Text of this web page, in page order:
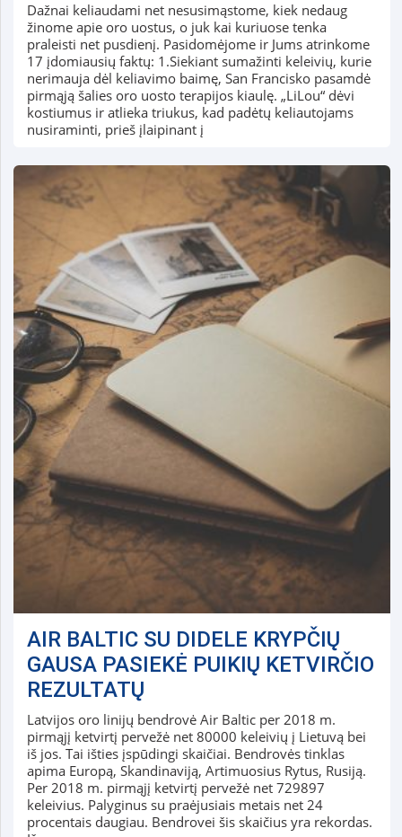
Dažnai keliaudami net nesusimąstome, kiek nedaug
žinome apie oro uostus, o juk kai kuriuose tenka
praleisti net pusdienį. Pasidomėjome ir Jums atrinkome
17 įdomiausių faktų: 1.Siekiant sumažinti keleivių, kurie
nerimauja dėl keliavimo baimę, San Francisko pasamdė
pirmąją šalies oro uosto terapijos kiaulę. „LiLou“ dėvi
kostiumus ir atlieka triukus, kad padėtų keliautojams
nusiraminti, prieš įlaipinant į
AIR BALTIC SU DIDELE KRYPČIŲ
GAUSA PASIEKĖ PUIKIŲ KETVIRČIO
REZULTATŲ
Latvijos oro linijų bendrovė Air Baltic per 2018 m.
pirmąjį ketvirtį pervežė net 80000 keleivių į Lietuvą bei
iš jos. Tai išties įspūdingi skaičiai. Bendrovės tinklas
apima Europą, Skandinaviją, Artimuosius Rytus, Rusiją.
Per 2018 m. pirmąjį ketvirtį pervežė net 729897
keleivius. Palyginus su praėjusiais metais net 24
procentais daugiau. Bendrovei šis skaičius yra rekordas.